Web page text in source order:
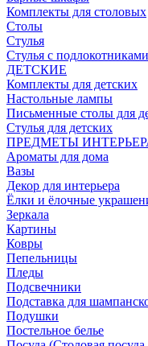
Комплекты для столовых
Столы
Стулья
Стулья с подлокотниками
ДЕТСКИЕ
Комплекты для детских
Настольные лампы
Письменные столы для
Стулья для детских
ПРЕДМЕТЫ
Ароматы для дома
Вазы
Декор для интерьера
Ёлки и ёлочные
Зеркала
Картины
Ковры
Пепельницы
Пледы
Подсвечники
Подставка для
Подушки
Постельное белье